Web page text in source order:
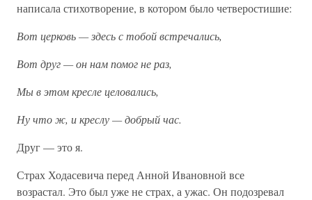
написала стихотворение, в котором было четверостишие:
Вот церковь — здесь с тобой встречались,
Вот друг — он нам помог не раз,
Мы в этом кресле целовались,
Ну что ж, и креслу — добрый час.
Друг — это я.
Страх Ходасевича перед Анной Ивановной все
возрастал. Это был уже не страх, а ужас. Он подозревал